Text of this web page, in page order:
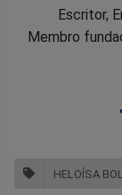
Escritor,
Membro
HELOÍSA